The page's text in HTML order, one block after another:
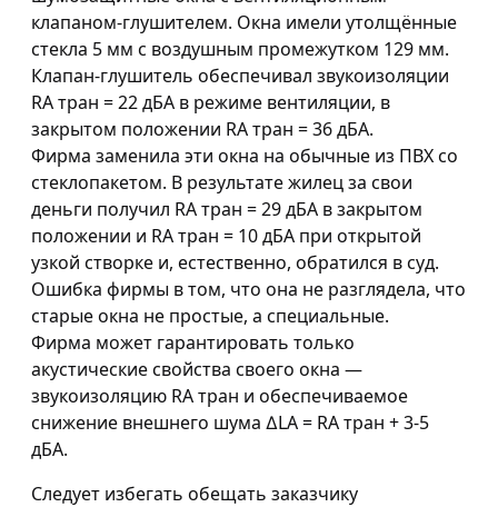
клапаном-глушителем. Окна имели утолщённые
стекла 5 мм с воздушным промежутком 129 мм.
Клапан-глушитель обеспечивал звукоизоляции
RA тран = 22 дБА в режиме вентиляции, в
закрытом положении RA тран = 36 дБА.
Фирма заменила эти окна на обычные из ПВХ со
стеклопакетом. В результате жилец за свои
деньги получил RA тран = 29 дБА в закрытом
положении и RA тран = 10 дБА при открытой
узкой створке и, естественно, обратился в суд.
Ошибка фирмы в том, что она не разглядела, что
старые окна не простые, а специальные.
Фирма может гарантировать только
акустические свойства своего окна —
звукоизоляцию RA тран и обеспечиваемое
снижение внешнего шума ∆LА = RA тран + 3-5
дБА.
Следует избегать обещать заказчику